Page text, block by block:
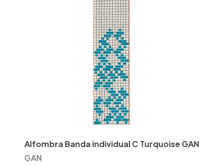
Alfombra Banda individual C Turquoise GAN
GAN